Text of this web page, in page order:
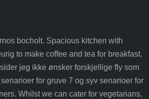
bocholt. Spacious kitchen with
to make coffee and tea for breakfast.
jeg ikke ønsker forskjellige fly som
for gruve 7 og syv senarioer for
Whilst we can cater for vegetarians,